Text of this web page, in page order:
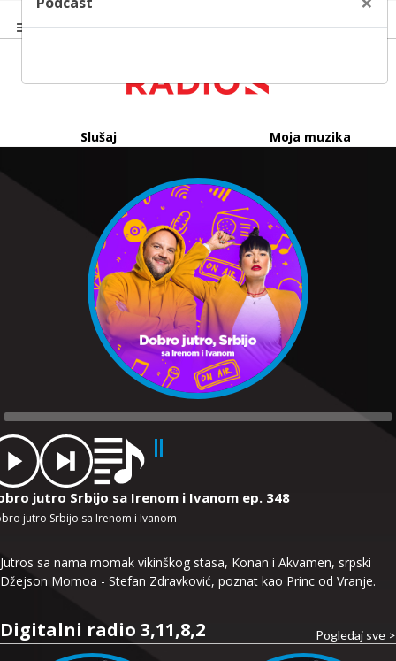
Slušaj Moja muzika
jutro Srbijo sa Irenom i Ivanom ep. 348
jutro Srbijo sa Irenom i Ivanom
Jutros sa nama momak vikinškog stasa, Konan i Akvamen, srpski
Džejson Momoa - Stefan Zdravković, poznat kao Princ od Vranje.
Digitalni radio 3,11,8,2 Pogledaj sve >